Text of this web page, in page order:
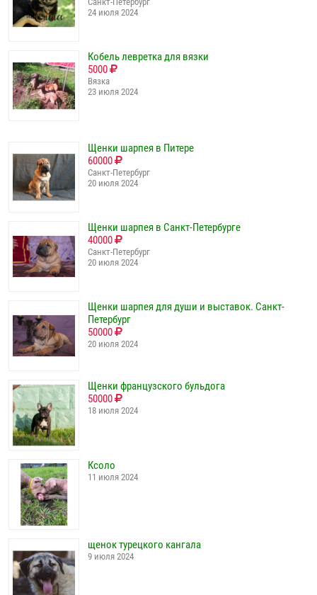
24 июля 2024
Кобель левретка для вязки
5000
Вязка
23 июля 2024
Щенки шарпея в Питере
60000
Санкт-Петербург
20 июля 2024
Щенки шарпея в Санкт-Петербурге
40000
Санкт-Петербург
20 июля 2024
Щенки шарпея для души и выставок. Санкт-
Петербург
50000
20 июля 2024
Щенки французского бульдога
50000
18 июля 2024
Ксоло
11 июля 2024
щенок турецкого кангала
9 июля 2024